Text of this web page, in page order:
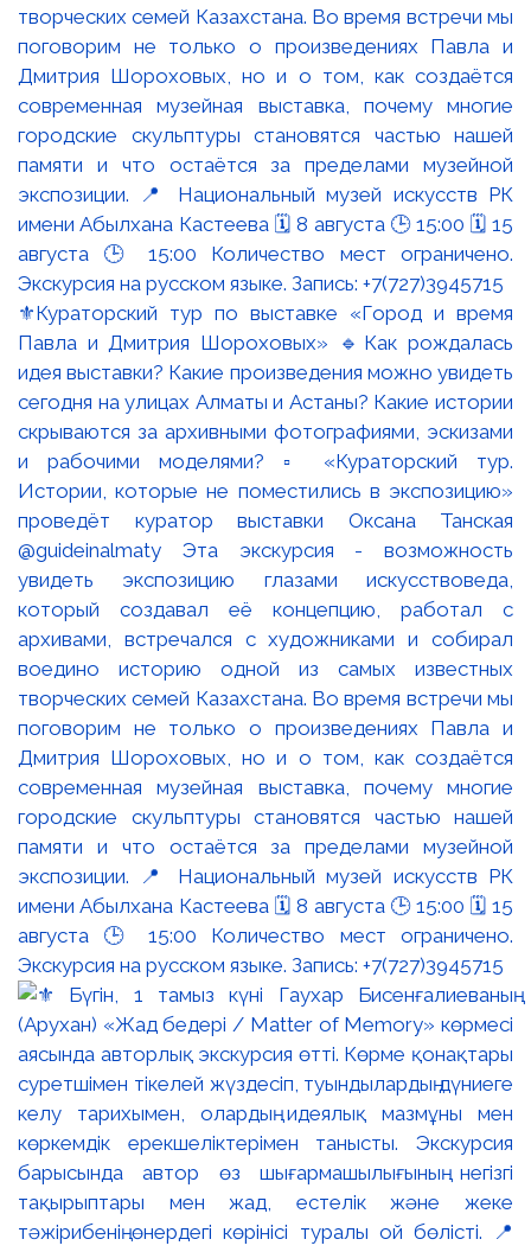
⚜️Кураторский тур по выставке «Город и время
Павла и Дмитрия Шороховых» 🔹Как рождалась
идея выставки? Какие произведения можно увидеть
сегодня на улицах Алматы и Астаны? Какие истории
скрываются за архивными фотографиями, эскизами
и рабочими моделями? ▫️ «Кураторский тур.
Истории, которые не поместились в экспозицию»
проведёт куратор выставки Оксана Танская
@guideinalmaty Эта экскурсия - возможность
увидеть экспозицию глазами искусствоведа,
который создавал её концепцию, работал с
архивами, встречался с художниками и собирал
воедино историю одной из самых известных
творческих семей Казахстана. Во время встречи мы
поговорим не только о произведениях Павла и
Дмитрия Шороховых, но и о том, как создаётся
современная музейная выставка, почему многие
городские скульптуры становятся частью нашей
памяти и что остаётся за пределами музейной
экспозиции. 📍 Национальный музей искусств РК
имени Абылхана Кастеева 🗓 8 августа 🕒 15:00 🗓 15
августа 🕒 15:00 Количество мест ограничено.
Экскурсия на русском языке. Запись: +7(727)3945715